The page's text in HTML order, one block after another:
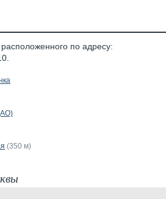
по адресу:
(350 м)